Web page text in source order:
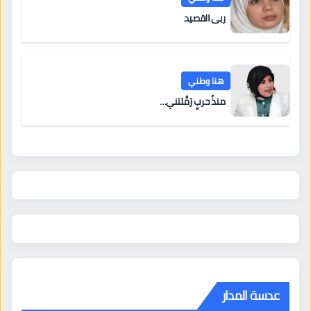
ربى القصيد
هنا وطني
منذُ حربٍ رَمَّلتني…
عدسة المدار